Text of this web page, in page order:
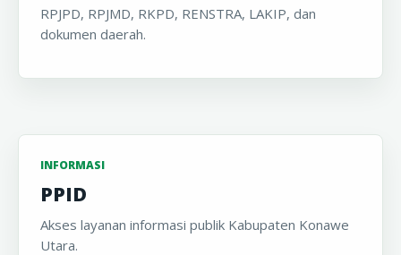
RPJPD, RPJMD, RKPD, RENSTRA, LAKIP, dan
dokumen daerah.
INFORMASI
PPID
Akses layanan informasi publik Kabupaten Konawe
Utara.